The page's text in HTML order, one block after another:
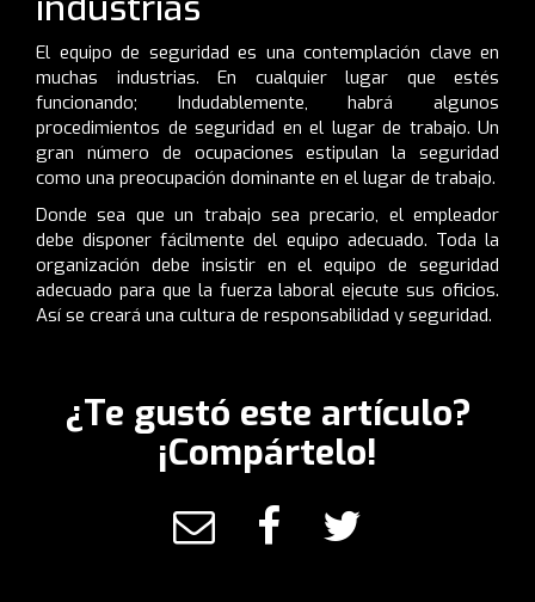
El equipo de seguridad es una contemplación clave en
muchas industrias. En cualquier lugar que estés
funcionando; Indudablemente, habrá algunos
procedimientos de seguridad en el lugar de trabajo. Un
gran número de ocupaciones estipulan la seguridad
como una preocupación dominante en el lugar de trabajo.
Donde sea que un trabajo sea precario, el empleador
debe disponer fácilmente del equipo adecuado. Toda la
organización debe insistir en el equipo de seguridad
adecuado para que la fuerza laboral ejecute sus oficios.
Así se creará una cultura de responsabilidad y seguridad.
¿Te gustó este artículo?
¡Compártelo!